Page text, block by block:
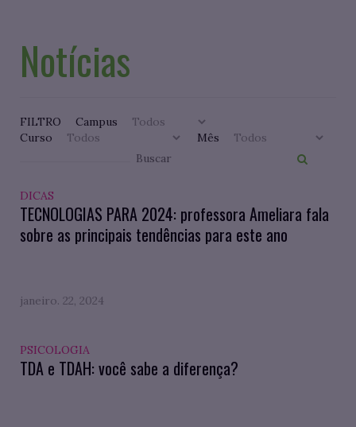
Notícias
FILTRO
Campus
Curso
Mês
DICAS
TECNOLOGIAS PARA 2024: professora Ameliara fala
sobre as principais tendências para este ano
janeiro. 22, 2024
PSICOLOGIA
TDA e TDAH: você sabe a diferença?